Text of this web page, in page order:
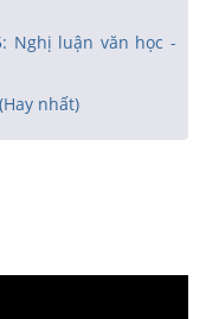
Nghị luận văn học -
nhất)